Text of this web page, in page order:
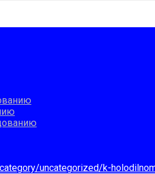
uncategorized/k-